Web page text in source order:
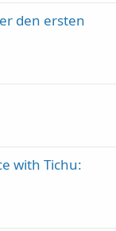
den ersten
with Tichu: